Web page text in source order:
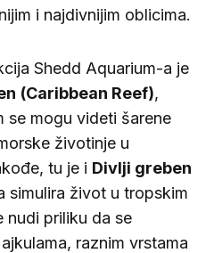
i najdivnijim oblicima.
Shedd Aquarium-a je
(Caribbean Reef),
se mogu videti šarene
životinje u
tu je i Divlji greben
simulira život u tropskim
nudi priliku da se
raznim vrstama